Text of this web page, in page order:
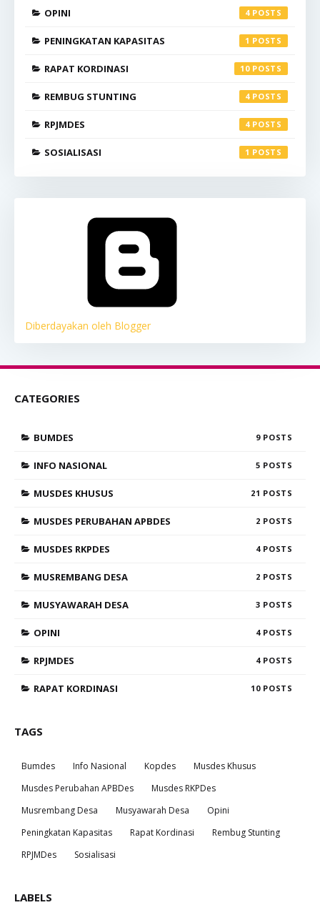
OPINI 4
PENINGKATAN KAPASITAS 1
RAPAT KORDINASI 10
REMBUG STUNTING 4
RPJMDES 4
SOSIALISASI 1
Diberdayakan oleh Blogger
CATEGORIES
BUMDES 9
INFO NASIONAL 5
MUSDES KHUSUS 21
MUSDES PERUBAHAN APBDES 2
MUSDES RKPDES 4
MUSREMBANG DESA 2
MUSYAWARAH DESA 3
OPINI 4
RPJMDES 4
RAPAT KORDINASI 10
TAGS
Bumdes Info Nasional Kopdes
Musdes Khusus
Musdes Perubahan APBDes
Musdes RKPDes
Musrembang Desa
Musyawarah Desa
Opini
Peningkatan Kapasitas
Rapat Kordinasi
Rembug Stunting
RPJMDes
Sosialisasi
LABELS